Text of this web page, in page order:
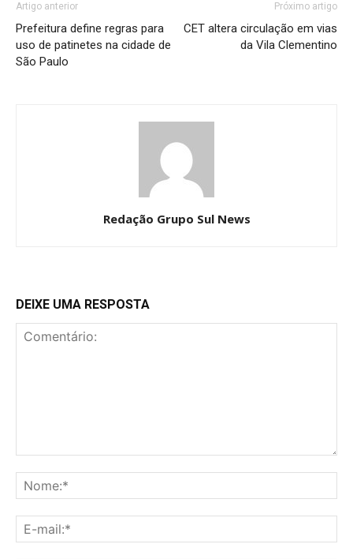
Artigo anterior
Prefeitura define regras para
uso de patinetes na cidade de
São Paulo
Próximo artigo
CET altera circulação em vias
da Vila Clementino
Redação Grupo Sul News
DEIXE UMA RESPOSTA